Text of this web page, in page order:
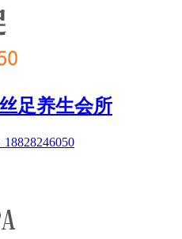
足养生会所